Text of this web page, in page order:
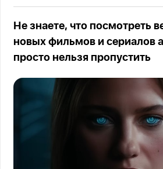
Не знаете, что посмотреть
новых фильмов и сериалов
просто нельзя пропустить